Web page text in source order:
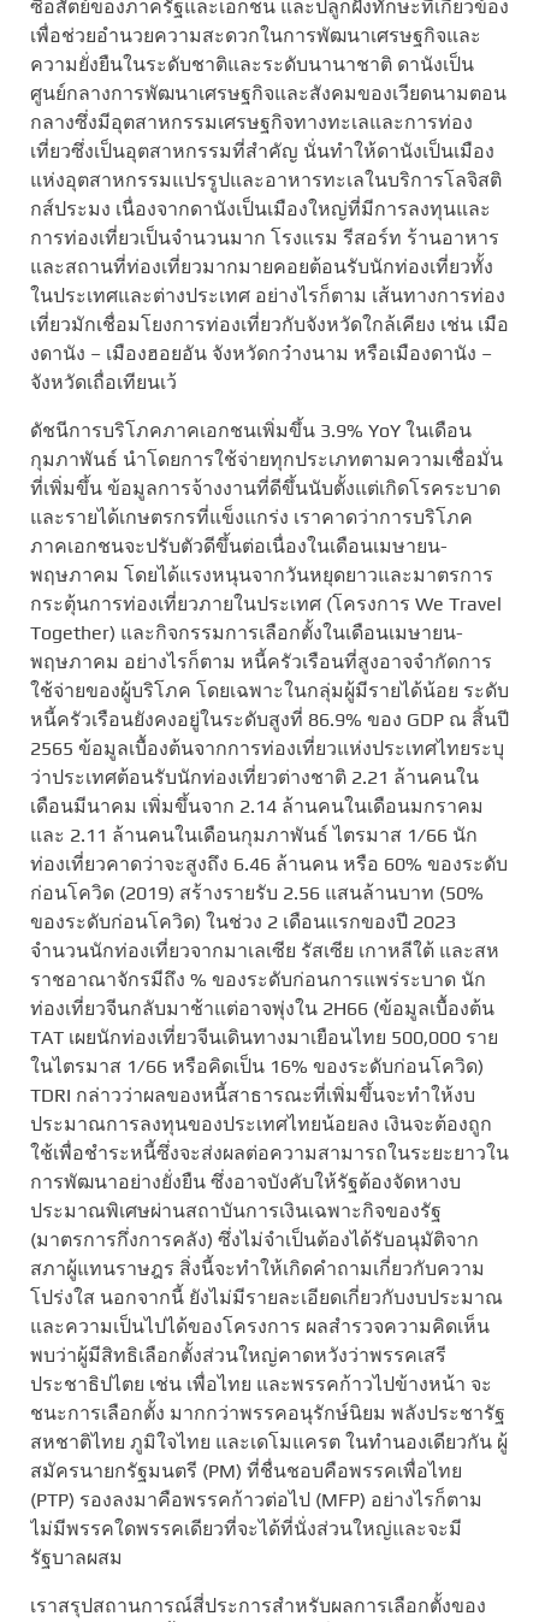
ซื่อสัตย์ของภาครัฐและเอกชน และปลูกฝังทักษะที่เกี่ยวข้อง
เพื่อช่วยอำนวยความสะดวกในการพัฒนาเศรษฐกิจและ
ความยั่งยืนในระดับชาติและระดับนานาชาติ ดานังเป็น
ศูนย์กลางการพัฒนาเศรษฐกิจและสังคมของเวียดนามตอน
กลางซึ่งมีอุตสาหกรรมเศรษฐกิจทางทะเลและการท่อง
เที่ยวซึ่งเป็นอุตสาหกรรมที่สำคัญ นั่นทำให้ดานังเป็นเมือง
แห่งอุตสาหกรรมแปรรูปและอาหารทะเลในบริการโลจิสติ
กส์ประมง เนื่องจากดานังเป็นเมืองใหญ่ที่มีการลงทุนและ
การท่องเที่ยวเป็นจำนวนมาก โรงแรม รีสอร์ท ร้านอาหาร
และสถานที่ท่องเที่ยวมากมายคอยต้อนรับนักท่องเที่ยวทั้ง
ในประเทศและต่างประเทศ อย่างไรก็ตาม เส้นทางการท่อง
เที่ยวมักเชื่อมโยงการท่องเที่ยวกับจังหวัดใกล้เคียง เช่น เมือ
งดานัง – เมืองฮอยอัน จังหวัดกว๋างนาม หรือเมืองดานัง –
จังหวัดเถื่อเทียนเว้
ดัชนีการบริโภคภาคเอกชนเพิ่มขึ้น 3.9% YoY ในเดือน
กุมภาพันธ์ นำโดยการใช้จ่ายทุกประเภทตามความเชื่อมั่น
ที่เพิ่มขึ้น ข้อมูลการจ้างงานที่ดีขึ้นนับตั้งแต่เกิดโรคระบาด
และรายได้เกษตรกรที่แข็งแกร่ง เราคาดว่าการบริโภค
ภาคเอกชนจะปรับตัวดีขึ้นต่อเนื่องในเดือนเมษายน-
พฤษภาคม โดยได้แรงหนุนจากวันหยุดยาวและมาตรการ
กระตุ้นการท่องเที่ยวภายในประเทศ (โครงการ We Travel
Together) และกิจกรรมการเลือกตั้งในเดือนเมษายน-
พฤษภาคม อย่างไรก็ตาม หนี้ครัวเรือนที่สูงอาจจำกัดการ
ใช้จ่ายของผู้บริโภค โดยเฉพาะในกลุ่มผู้มีรายได้น้อย ระดับ
หนี้ครัวเรือนยังคงอยู่ในระดับสูงที่ 86.9% ของ GDP ณ สิ้นปี
2565 ข้อมูลเบื้องต้นจากการท่องเที่ยวแห่งประเทศไทยระบุ
ว่าประเทศต้อนรับนักท่องเที่ยวต่างชาติ 2.21 ล้านคนใน
เดือนมีนาคม เพิ่มขึ้นจาก 2.14 ล้านคนในเดือนมกราคม
และ 2.11 ล้านคนในเดือนกุมภาพันธ์ ไตรมาส 1/66 นัก
ท่องเที่ยวคาดว่าจะสูงถึง 6.46 ล้านคน หรือ 60% ของระดับ
ก่อนโควิด (2019) สร้างรายรับ 2.56 แสนล้านบาท (50%
ของระดับก่อนโควิด) ในช่วง 2 เดือนแรกของปี 2023
จำนวนนักท่องเที่ยวจากมาเลเซีย รัสเซีย เกาหลีใต้ และสห
ราชอาณาจักรมีถึง % ของระดับก่อนการแพร่ระบาด นัก
ท่องเที่ยวจีนกลับมาช้าแต่อาจพุ่งใน 2H66 (ข้อมูลเบื้องต้น
TAT เผยนักท่องเที่ยวจีนเดินทางมาเยือนไทย 500,000 ราย
ในไตรมาส 1/66 หรือคิดเป็น 16% ของระดับก่อนโควิด)
TDRI กล่าวว่าผลของหนี้สาธารณะที่เพิ่มขึ้นจะทำให้งบ
ประมาณการลงทุนของประเทศไทยน้อยลง เงินจะต้องถูก
ใช้เพื่อชำระหนี้ซึ่งจะส่งผลต่อความสามารถในระยะยาวใน
การพัฒนาอย่างยั่งยืน ซึ่งอาจบังคับให้รัฐต้องจัดหางบ
ประมาณพิเศษผ่านสถาบันการเงินเฉพาะกิจของรัฐ
(มาตรการกึ่งการคลัง) ซึ่งไม่จำเป็นต้องได้รับอนุมัติจาก
สภาผู้แทนราษฎร สิ่งนี้จะทำให้เกิดคำถามเกี่ยวกับความ
โปร่งใส นอกจากนี้ ยังไม่มีรายละเอียดเกี่ยวกับงบประมาณ
และความเป็นไปได้ของโครงการ ผลสำรวจความคิดเห็น
พบว่าผู้มีสิทธิเลือกตั้งส่วนใหญ่คาดหวังว่าพรรคเสรี
ประชาธิปไตย เช่น เพื่อไทย และพรรคก้าวไปข้างหน้า จะ
ชนะการเลือกตั้ง มากกว่าพรรคอนุรักษ์นิยม พลังประชารัฐ
สหชาติไทย ภูมิใจไทย และเดโมแครต ในทำนองเดียวกัน ผู้
สมัครนายกรัฐมนตรี (PM) ที่ชื่นชอบคือพรรคเพื่อไทย
(PTP) รองลงมาคือพรรคก้าวต่อไป (MFP) อย่างไรก็ตาม
ไม่มีพรรคใดพรรคเดียวที่จะได้ที่นั่งส่วนใหญ่และจะมี
รัฐบาลผสม
เราสรุปสถานการณ์สี่ประการสำหรับผลการเลือกตั้งของ